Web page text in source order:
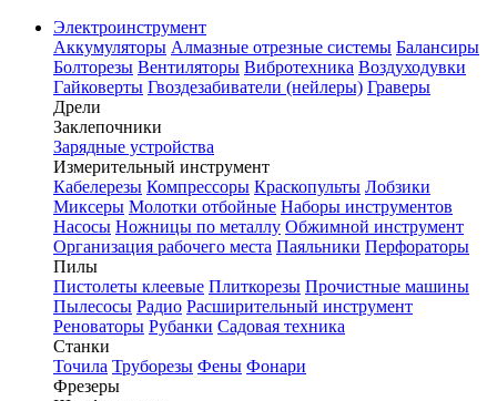
Электроинструмент
Аккумуляторы Алмазные отрезные системы Балансиры
Болторезы Вентиляторы Вибротехника Воздуходувки
Гайковерты Гвоздезабиватели (нейлеры) Граверы
Дрели
Заклепочники
Зарядные устройства
Измерительный инструмент
Кабелерезы Компрессоры Краскопульты Лобзики
Миксеры Молотки отбойные Наборы инструментов
Насосы Ножницы по металлу Обжимной инструмент
Организация рабочего места Паяльники Перфораторы
Пилы
Пистолеты клеевые Плиткорезы Прочистные машины
Пылесосы Радио Расширительный инструмент
Реноваторы Рубанки Садовая техника
Станки
Точила Труборезы Фены Фонари
Фрезеры